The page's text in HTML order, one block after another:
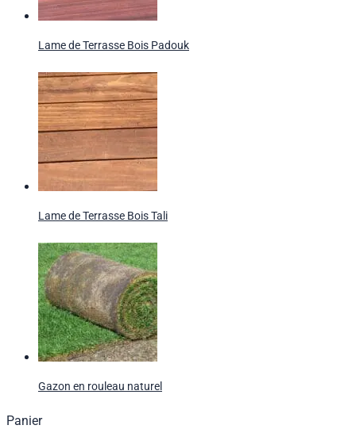
Lame de Terrasse Bois Padouk
Lame de Terrasse Bois Tali
Gazon en rouleau naturel
Panier